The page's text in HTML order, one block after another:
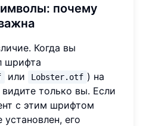
почему
Когда вы
шрифта
или Lobster.otf ) на
только вы. Если
с этим шрифтом
его